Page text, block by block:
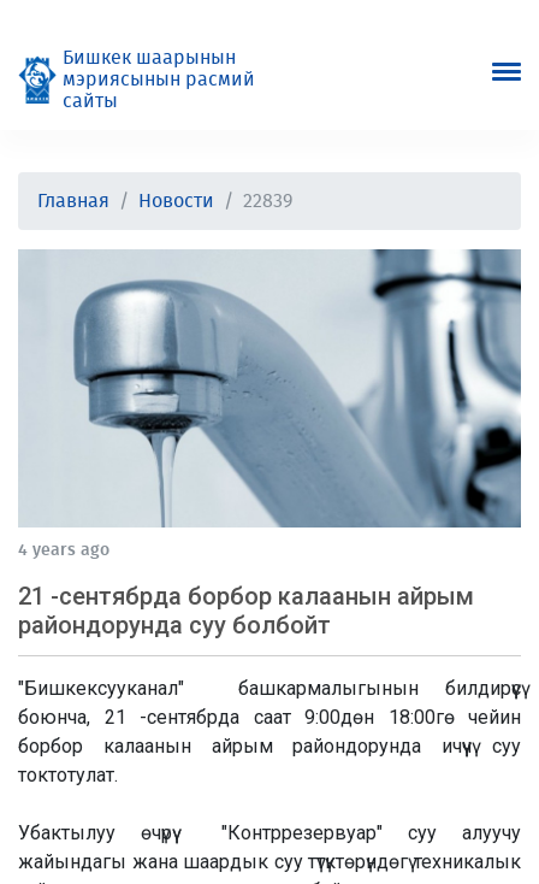
Бишкек шаарынын
мэриясынын расмий
сайты
Главная Новости 22839
4 years ago
21 -сентябрда борбор калаанын айрым
райондорунда суу болбойт
"Бишкексууканал" башкармалыгынын билдирүүсү
боюнча, 21 -сентябрда саат 9:00дөн 18:00гө чейин
борбор калаанын айрым райондорунда ичүүчү суу
токтотулат.
Убактылуу өчүрүү "Контррезервуар" суу алуучу
жайындагы жана шаардык суу түтүктөрүндөгү техникалык